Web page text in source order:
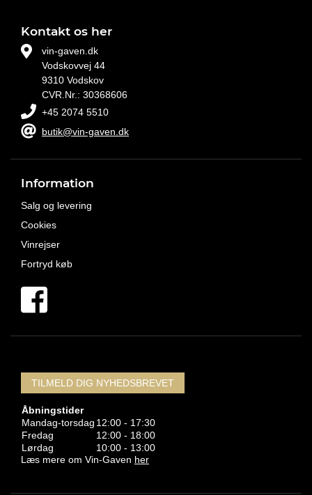
Kontakt os her
vin-gaven.dk
Vodskovvej 44
9310 Vodskov
CVR.Nr.: 30368606
+45 2074 5510
butik@vin-gaven.dk
Information
Salg og levering
Cookies
Vinrejser
Fortryd køb
TILMELD DIG NYHEDSBREVET
Åbningstider
Mandag-torsdag 12:00 - 17:30
Fredag
12:00 - 18:00
Lørdag
10:00 - 13:00
Læs mere om Vin-Gaven her